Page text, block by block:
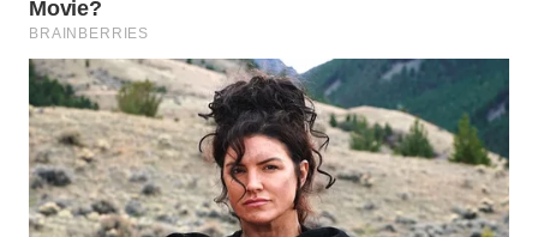
WN
LESUNG
WN
KARO
WN